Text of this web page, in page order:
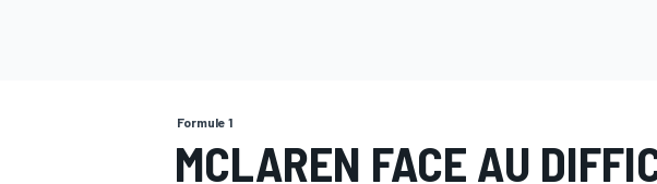
Formule 1
MCLAREN FACE AU